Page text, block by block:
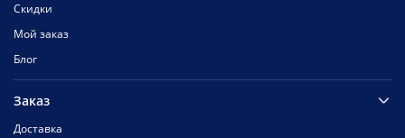
Скидки
Мой заказ
Блог
Заказ
Доставка